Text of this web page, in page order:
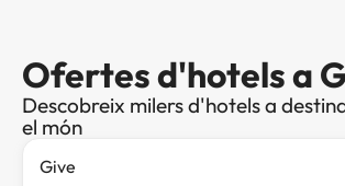
Ofertes d'hotels a
Descobreix milers d'hotels a
el món